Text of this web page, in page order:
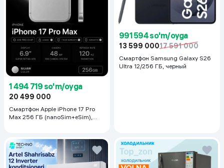
1 494 719 so'm/oyga
20 499 000
Смартфон Apple iPhone 17 Pro
Max 256 ГБ (nanoSim+eSim),
991 594 so'm/oyga
13 599 00017 591 000
Смартфон Samsung Galaxy S26
Ultra 12/256 ГБ, черный